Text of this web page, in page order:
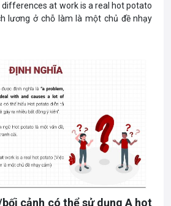
differences at work is a real hot potato
lương ở chỗ làm là một chủ đề nhạy
cảnh có thể sử dụng A hot